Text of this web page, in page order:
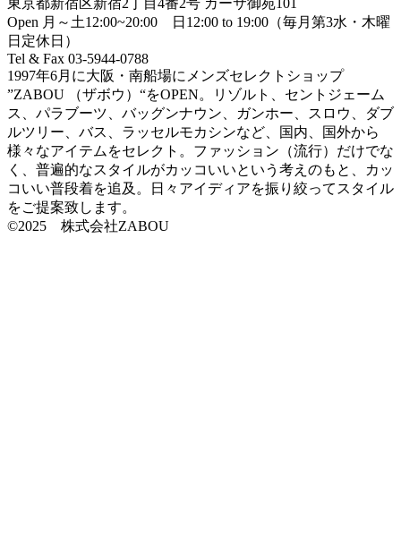
Open 月～土12:00~20:00 日12:00 to 19:00（毎月第3水・木曜
日定休日）
Tel & Fax 03-5944-0788
1997年6月に大阪・南船場にメンズセレクトショップ
”ZABOU （ザボウ）“をOPEN。リゾルト、セントジェーム
ス、パラブーツ、バッグンナウン、ガンホー、スロウ、ダブ
ルツリー、バス、ラッセルモカシンなど、国内、国外から
様々なアイテムをセレクト。ファッション（流行）だけでな
く、普遍的なスタイルがカッコいいという考えのもと、カッ
コいい普段着を追及。日々アイディアを振り絞ってスタイル
をご提案致します。
©2025 株式会社ZABOU